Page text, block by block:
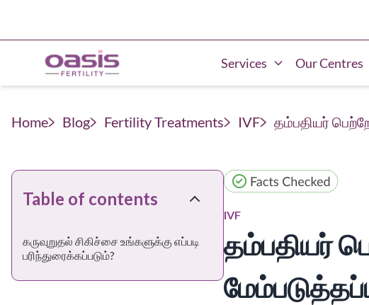
Services Our Centres
Home Blog Fertility Treatments IVF தம்பதியர்
Table of contents
கருவுறுதல் சிகிச்சை உங்களுக்கு எப்படி
பரிந்துரைக்கப்படும்?
IVF
தம்பதியர்